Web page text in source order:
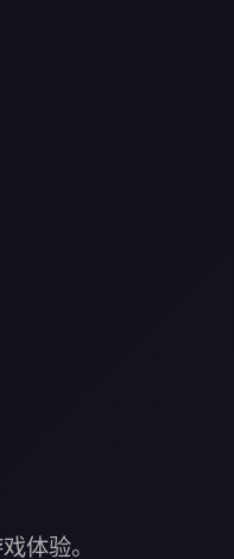
体验。